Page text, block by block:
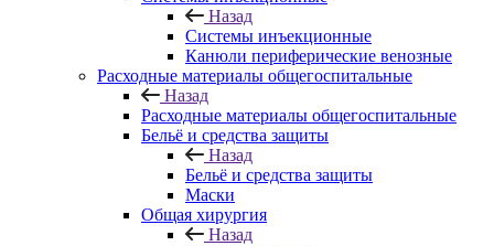
Назад
Системы инъекционные
Канюли периферические венозные
Расходные материалы общегоспитальные
Назад
Расходные материалы общегоспитальные
Бельё и средства защиты
Назад
Бельё и средства защиты
Маски
Общая хирургия
Назад